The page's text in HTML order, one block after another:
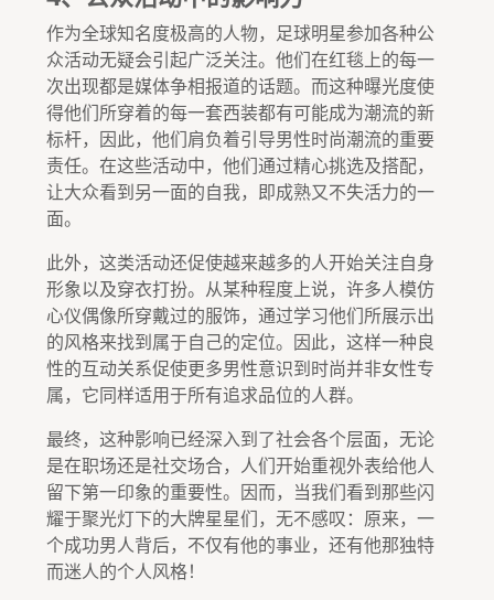
作为全球知名度极高的人物，足球明星参加各种公
众活动无疑会引起广泛关注。他们在红毯上的每一
次出现都是媒体争相报道的话题。而这种曝光度使
得他们所穿着的每一套西装都有可能成为潮流的新
标杆，因此，他们肩负着引导男性时尚潮流的重要
责任。在这些活动中，他们通过精心挑选及搭配，
让大众看到另一面的自我，即成熟又不失活力的一
面。
此外，这类活动还促使越来越多的人开始关注自身
形象以及穿衣打扮。从某种程度上说，许多人模仿
心仪偶像所穿戴过的服饰，通过学习他们所展示出
的风格来找到属于自己的定位。因此，这样一种良
性的互动关系促使更多男性意识到时尚并非女性专
属，它同样适用于所有追求品位的人群。
最终，这种影响已经深入到了社会各个层面，无论
是在职场还是社交场合，人们开始重视外表给他人
留下第一印象的重要性。因而，当我们看到那些闪
耀于聚光灯下的大牌星星们，无不感叹：原来，一
个成功男人背后，不仅有他的事业，还有他那独特
而迷人的个人风格！